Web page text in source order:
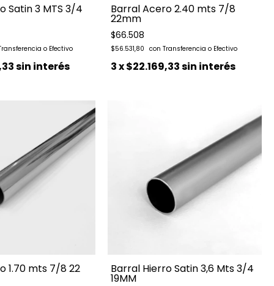
Satin 3 MTS 3/4
sin interés
Barral Acero 2.40 mts 7/8
22mm
$66.508
$56.531,80
3x$22.169,33sin interés
1.70 mts 7/8 22 Barral Hierro Satin 3,6 Mts 3/4
19MM